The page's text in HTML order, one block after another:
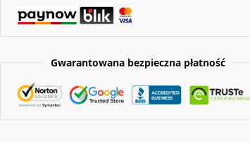
Gwarantowana bezpieczna płatność